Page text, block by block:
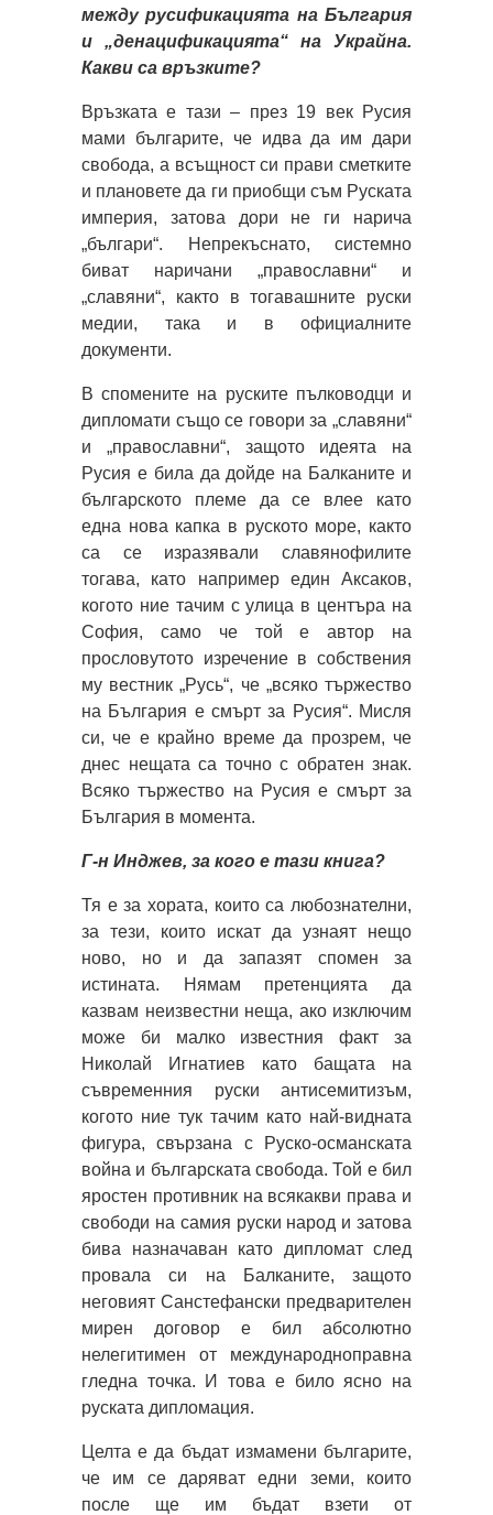
между русификацията на България
и „денацификацията“ на Украйна.
Какви са връзките?
Връзката е тази – през 19 век Русия
мами българите, че идва да им дари
свобода, а всъщност си прави сметките
и плановете да ги приобщи съм Руската
империя, затова дори не ги нарича
„българи“. Непрекъснато, системно
биват наричани „православни“ и
„славяни“, както в тогавашните руски
медии, така и в официалните
документи.
В спомените на руските пълководци и
дипломати също се говори за „славяни“
и „православни“, защото идеята на
Русия е била да дойде на Балканите и
българското племе да се влее като
една нова капка в руското море, както
са се изразявали славянофилите
тогава, като например един Аксаков,
когото ние тачим с улица в центъра на
София, само че той е автор на
прословутото изречение в собствения
му вестник „Русь“, че „всяко тържество
на България е смърт за Русия“. Мисля
си, че е крайно време да прозрем, че
днес нещата са точно с обратен знак.
Всяко тържество на Русия е смърт за
България в момента.
Г-н Инджев, за кого е тази книга?
Тя е за хората, които са любознателни,
за тези, които искат да узнаят нещо
ново, но и да запазят спомен за
истината. Нямам претенцията да
казвам неизвестни неща, ако изключим
може би малко известния факт за
Николай Игнатиев като бащата на
съвременния руски антисемитизъм,
когото ние тук тачим като най-видната
фигура, свързана с Руско-османската
война и българската свобода. Той е бил
яростен противник на всякакви права и
свободи на самия руски народ и затова
бива назначаван като дипломат след
провала си на Балканите, защото
неговият Санстефански предварителен
мирен договор е бил абсолютно
нелегитимен от международноправна
гледна точка. И това е било ясно на
руската дипломация.
Целта е да бъдат измамени българите,
че им се даряват едни земи, които
после ще им бъдат взети от